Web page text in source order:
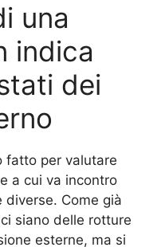
una
indica
dei
fatto per valutare
a cui va incontro
Come già
siano delle rotture
esterne, ma si